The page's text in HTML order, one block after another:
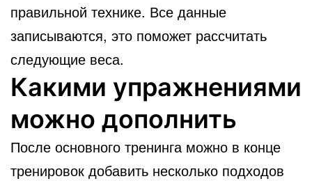
правильной технике. Все данные
записываются, это поможет рассчитать
следующие веса.
Какими упражнениями
можно дополнить
После основного тренинга можно в конце
тренировок добавить несколько подходов